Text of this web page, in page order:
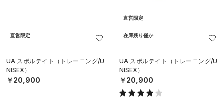
直営限定
UA スポルテイト（トレーニング/U
NISEX）
￥20,900
直営限定
在庫残り僅か
UA スポルテイト（トレーニング/U
NISEX）
￥20,900